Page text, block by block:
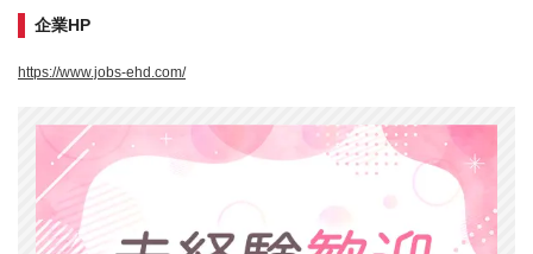
企業HP
https://www.jobs-ehd.com/